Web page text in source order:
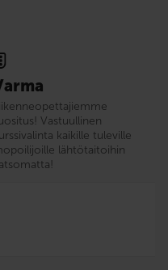
Vastuullinen
kaikille tuleville
lähtötaitoihin